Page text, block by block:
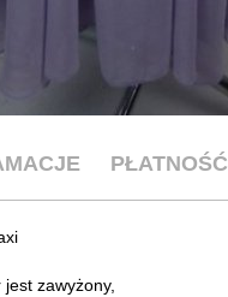
PŁATNOŚĆ
zawyżony,